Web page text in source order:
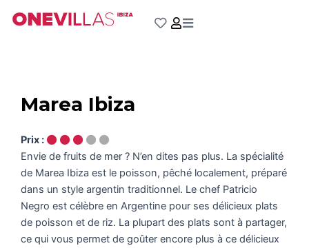
Marea Ibiza
Prix :
Envie de fruits de mer ? N’en dites pas plus. La spécialité
de Marea Ibiza est le poisson, pêché localement, préparé
dans un style argentin traditionnel. Le chef Patricio
Negro est célèbre en Argentine pour ses délicieux plats
de poisson et de riz. La plupart des plats sont à partager,
ce qui vous permet de goûter encore plus à ce délicieux